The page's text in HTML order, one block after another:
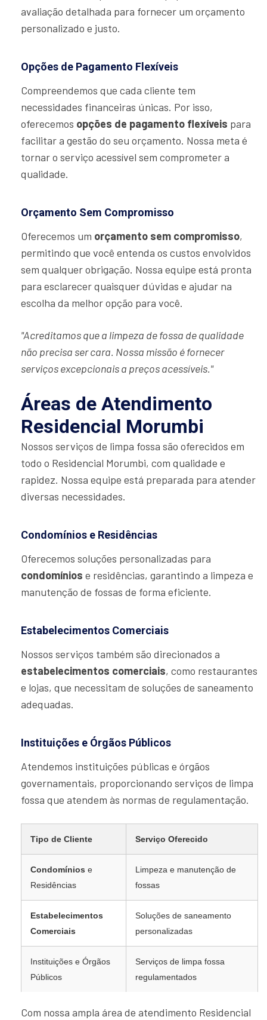
avaliação detalhada para fornecer um orçamento
personalizado e justo.
Opções de Pagamento Flexíveis
Compreendemos que cada cliente tem
necessidades financeiras únicas. Por isso,
oferecemos opções de pagamento flexíveis para
facilitar a gestão do seu orçamento. Nossa meta é
tornar o serviço acessível sem comprometer a
qualidade.
Orçamento Sem Compromisso
Oferecemos um orçamento sem compromisso,
permitindo que você entenda os custos envolvidos
sem qualquer obrigação. Nossa equipe está pronta
para esclarecer quaisquer dúvidas e ajudar na
escolha da melhor opção para você.
"Acreditamos que a limpeza de fossa de qualidade
não precisa ser cara. Nossa missão é fornecer
serviços excepcionais a preços acessíveis."
Áreas de Atendimento
Residencial Morumbi
Nossos serviços de limpa fossa são oferecidos em
todo o Residencial Morumbi, com qualidade e
rapidez. Nossa equipe está preparada para atender
diversas necessidades.
Condomínios e Residências
Oferecemos soluções personalizadas para
condomínios e residências, garantindo a limpeza e
manutenção de fossas de forma eficiente.
Estabelecimentos Comerciais
Nossos serviços também são direcionados a
estabelecimentos comerciais, como restaurantes
e lojas, que necessitam de soluções de saneamento
adequadas.
Instituições e Órgãos Públicos
Atendemos instituições públicas e órgãos
governamentais, proporcionando serviços de limpa
fossa que atendem às normas de regulamentação.
Tipo de Cliente Serviço Oferecido
Condomínios e
Residências
Limpeza e manutenção de
fossas
Estabelecimentos
Comerciais
Soluções de saneamento
personalizadas
Instituições e Órgãos
Públicos
Serviços de limpa fossa
regulamentados
Com nossa ampla área de atendimento Residencial